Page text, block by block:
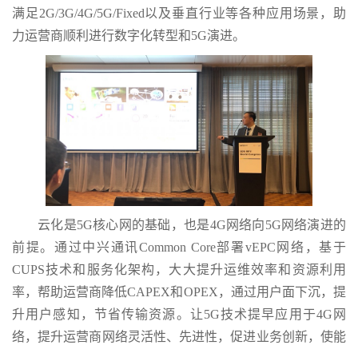
满足2G/3G/4G/5G/Fixed以及垂直行业等各种应用场景，助
力运营商顺利进行数字化转型和5G演进。
云化是5G核心网的基础，也是4G网络向5G网络演进的
前提。通过中兴通讯Common Core部署vEPC网络，基于
CUPS技术和服务化架构，大大提升运维效率和资源利用
率，帮助运营商降低CAPEX和OPEX，通过用户面下沉，提
升用户感知，节省传输资源。让5G技术提早应用于4G网
络，提升运营商网络灵活性、先进性，促进业务创新，使能